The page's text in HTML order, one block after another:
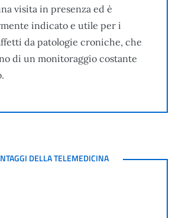
visita in presenza ed è
indicato e utile per i
da patologie croniche, che
di un monitoraggio costante
DELLA TELEMEDICINA
DELLA TELEMEDICINA